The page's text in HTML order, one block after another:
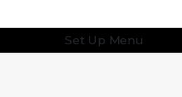
Set Up Menu